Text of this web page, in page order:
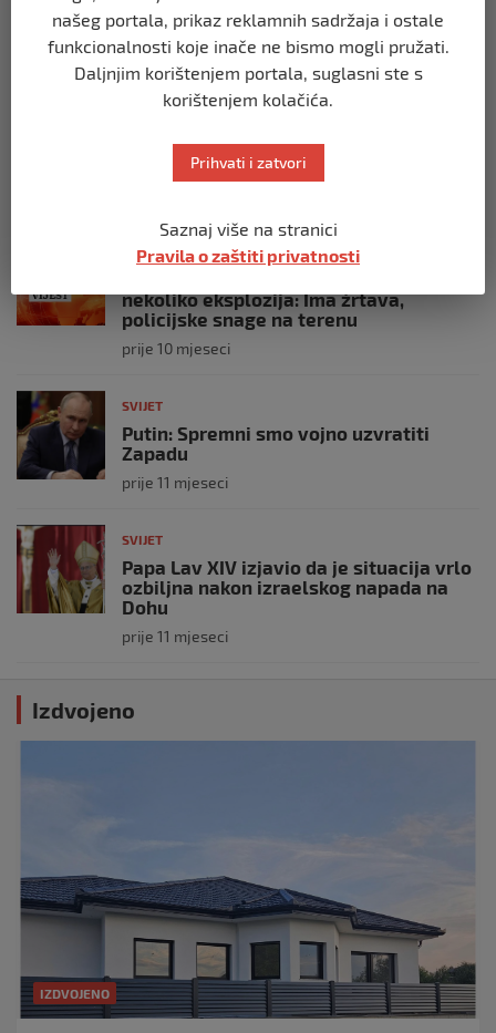
posade
prije 10 mjeseci
i uplovio u Gazu – kapetan iz Sarajeva
vijori zastavu BiH
SVIJET
nekoliko eksplozija: Ima žrtava,
policijske snage na terenu
prije 10 mjeseci
SVIJET
Putin: Spremni smo vojno uzvratiti
Zapadu
prije 11 mjeseci
SVIJET
Papa Lav XIV izjavio da je situacija vrlo
ozbiljna nakon izraelskog napada na
Dohu
prije 11 mjeseci
Izdvojeno
IZDVOJENO
našeg portala, prikaz reklamnih sadržaja i ostale
funkcionalnosti koje inače ne bismo mogli pružati.
Daljnjim korištenjem portala, suglasni ste s
korištenjem kolačića.
Prihvati i zatvori
Saznaj više na stranici
Pravila o zaštiti privatnosti